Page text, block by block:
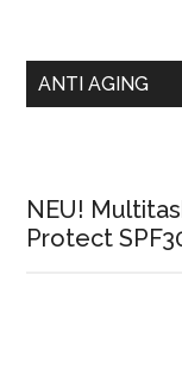
ANTI AGING
NEU!
Protect